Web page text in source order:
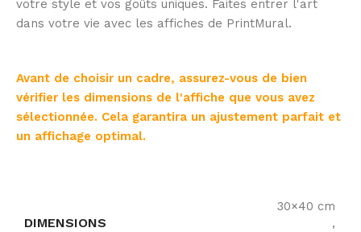
votre style et vos goûts uniques. Faites entrer l'art
dans votre vie avec les affiches de PrintMural.
Avant de choisir un cadre, assurez-vous de bien
vérifier les dimensions de l'affiche que vous avez
sélectionnée. Cela garantira un ajustement parfait et
un affichage optimal.
DIMENSIONS
30×40 cm
,